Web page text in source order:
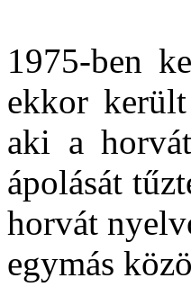
1975-ben
ekkor
aki a
ápolását
horvát
egymás